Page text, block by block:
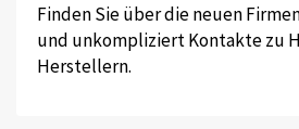
Finden Sie über die neuen
und unkompliziert Kontakte zu
Herstellern.